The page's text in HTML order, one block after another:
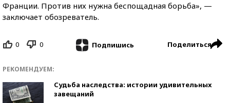
Франции. Против них нужна беспощадная борьба», —
заключает обозреватель.
0 0 Подпишись Поделиться
РЕКОМЕНДУЕМ:
Судьба наследства: истории удивительных
завещаний